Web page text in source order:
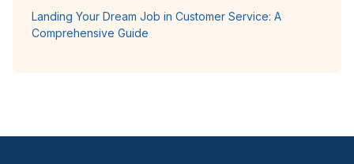
Landing Your Dream Job in Customer Service: A
Comprehensive Guide